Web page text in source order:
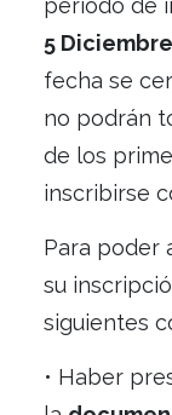
periodo
5
fecha se
no podrán
de los
inscribirse
Para